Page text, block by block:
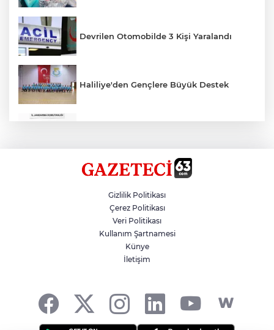
Devrilen Otomobilde 3 Kişi Yaralandı
Haliliye'den Gençlere Büyük Destek
Hikmet Başak’tan Ulaşım Çalışması
Atatürk Bulvarında Asfalt Yenileniyor
Gizlilik Politikası
Çerez Politikası
Veri Politikası
Kullanım Şartnamesi
Künye
İletişim